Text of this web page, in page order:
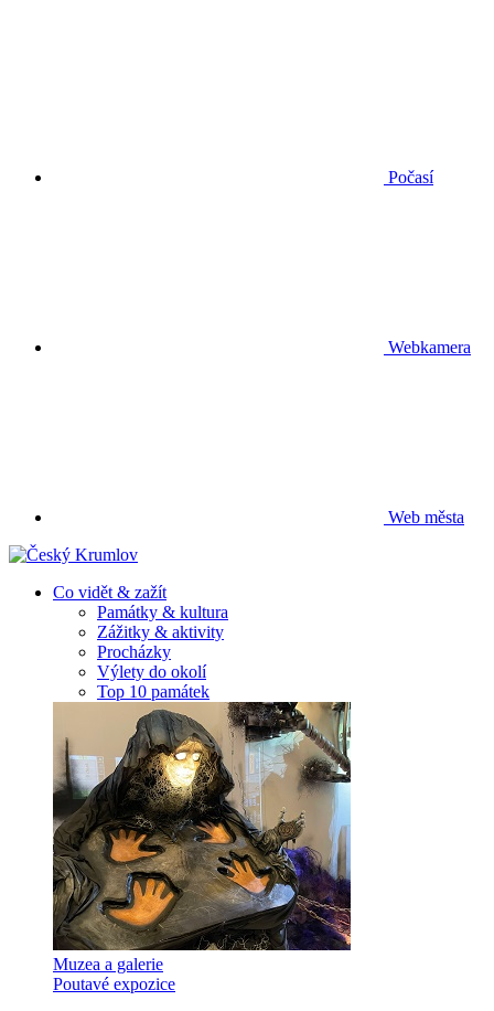
Počasí
Webkamera
Web města
Co vidět & zažít
Památky & kultura
Zážitky & aktivity
Procházky
Výlety do okolí
Top 10 památek
Muzea a galerie
Poutavé expozice